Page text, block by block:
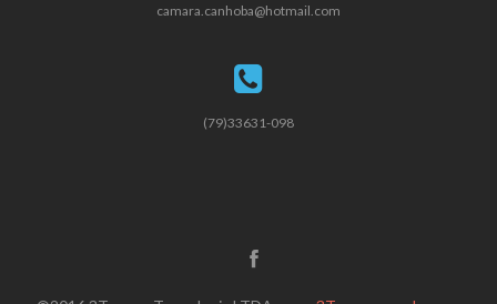
camara.canhoba@hotmail.com
(79)33631-098